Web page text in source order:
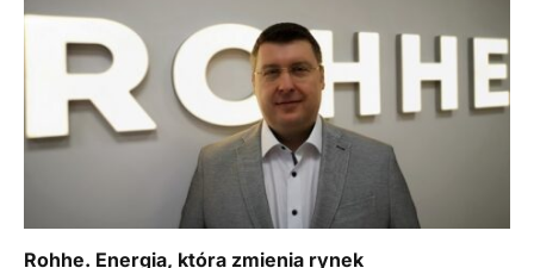
Rohhe. Energia, która zmienia rynek